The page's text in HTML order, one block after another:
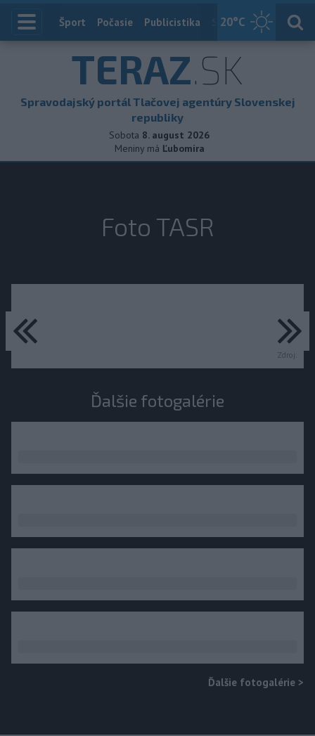
20°C
Index
Šport Počasie Publicistika Slovensko
TERAZ.SK
Spravodajský portál Tlačovej agentúry Slovenskej
republiky
Sobota 8. august 2026
Meniny má Ľubomíra
Foto TASR
Zdroj:
predchádzajúce
Ďalšie fotogalérie
Ďalšie fotogalérie >